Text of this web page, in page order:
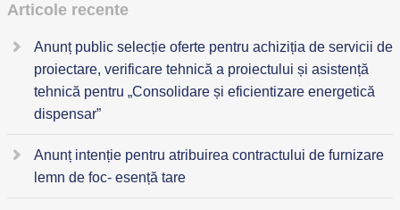
Articole recente
Anunț public selecție oferte pentru achiziția de servicii de
proiectare, verificare tehnică a proiectului și asistență
tehnică pentru „Consolidare și eficientizare energetică
dispensar”
Anunț intenție pentru atribuirea contractului de furnizare
lemn de foc- esență tare